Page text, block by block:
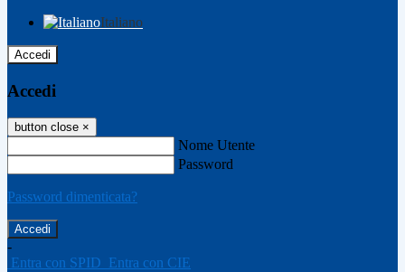
Italiano
Accedi
Accedi
button close ×
Nome Utente
Password
Password dimenticata?
-
Entra con SPID Entra con CIE